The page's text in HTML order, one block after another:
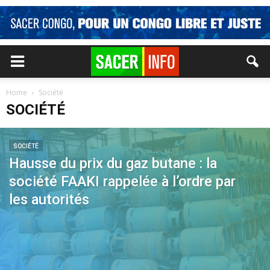
Home Société
SOCIÉTÉ
SOCIÉTÉ
Hausse du prix du gaz butane : la
société FAAKI rappelée à l’ordre par
les autorités